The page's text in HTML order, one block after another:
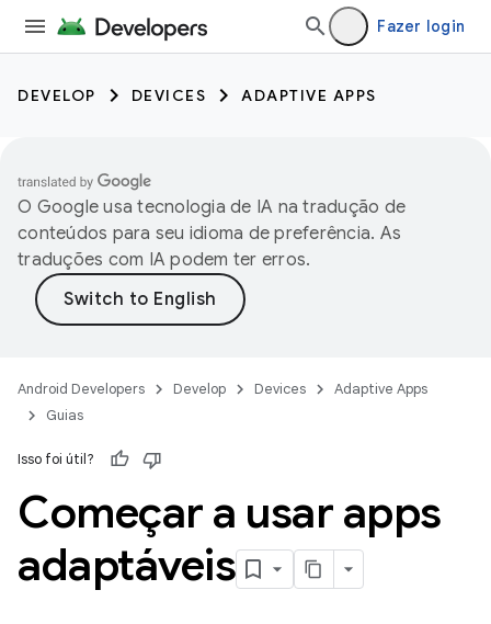
Fazer login
DEVELOP DEVICES ADAPTIVE APPS
O Google usa tecnologia de IA na tradução de
conteúdos para seu idioma de preferência. As
traduções com IA podem ter erros.
Android Developers Develop Devices
Adaptive Apps
Guias
Isso foi útil?
Começar a usar apps
adaptáveis